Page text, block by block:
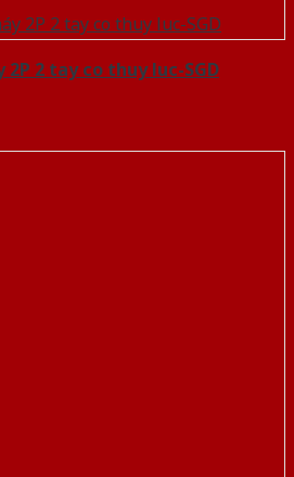
2P 2 tay co thuy luc-SGD